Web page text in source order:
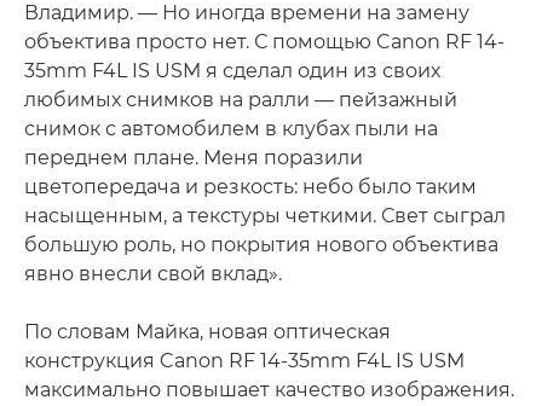
Владимир. — Но иногда времени на замену
объектива просто нет. С помощью Canon RF 14-
35mm F4L IS USM я сделал один из своих
любимых снимков на ралли — пейзажный
снимок с автомобилем в клубах пыли на
переднем плане. Меня поразили
цветопередача и резкость: небо было таким
насыщенным, а текстуры четкими. Свет сыграл
большую роль, но покрытия нового объектива
явно внесли свой вклад».
По словам Майка, новая оптическая
конструкция Canon RF 14-35mm F4L IS USM
максимально повышает качество изображения.